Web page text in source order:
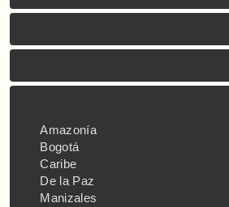
Amazonía
Bogotá
Caribe
De la Paz
Manizales